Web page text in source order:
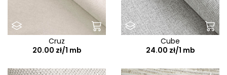
Cruz
20.00 zł/1 mb
Cube
24.00 zł/1 mb